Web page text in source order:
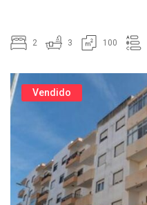
2 3 100
Vendido